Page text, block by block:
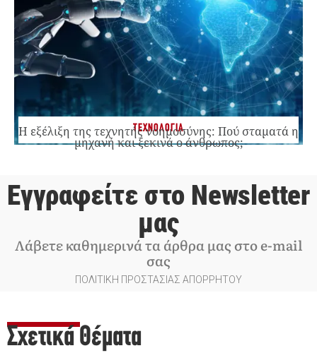
ΤΕΧΝΟΛΟΓΙΑ
Η εξέλιξη της τεχνητής νοημοσύνης: Πού σταματά η
μηχανή και ξεκινά ο άνθρωπος;
Εγγραφείτε στο Newsletter
μας
Λάβετε καθημερινά τα άρθρα μας στο e-mail
σας
ΠΟΛΙΤΙΚΗ ΠΡΟΣΤΑΣΙΑΣ ΑΠΟΡΡΗΤΟΥ
Σχετικά Θέματα